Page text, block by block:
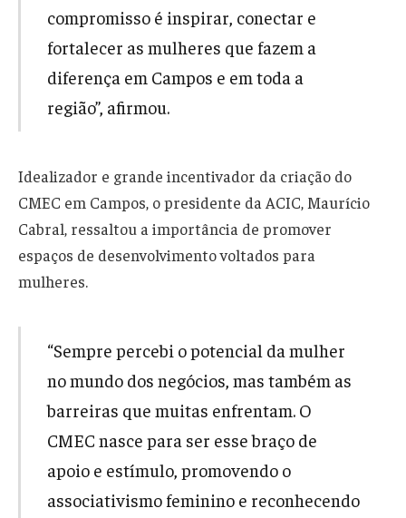
compromisso é inspirar, conectar e
fortalecer as mulheres que fazem a
diferença em Campos e em toda a
região”, afirmou.
Idealizador e grande incentivador da criação do
CMEC em Campos, o presidente da ACIC, Maurício
Cabral, ressaltou a importância de promover
espaços de desenvolvimento voltados para
mulheres.
“Sempre percebi o potencial da mulher
no mundo dos negócios, mas também as
barreiras que muitas enfrentam. O
CMEC nasce para ser esse braço de
apoio e estímulo, promovendo o
associativismo feminino e reconhecendo